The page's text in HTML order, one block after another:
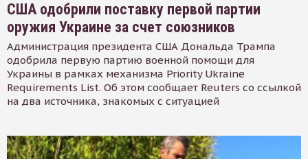
США одобрили поставку первой партии
оружия Украине за счет союзников
Администрация президента США Дональда Трампа
одобрила первую партию военной помощи для
Украины в рамках механизма Priority Ukraine
Requirements List. Об этом сообщает Reuters со ссылкой
на два источника, знакомых с ситуацией